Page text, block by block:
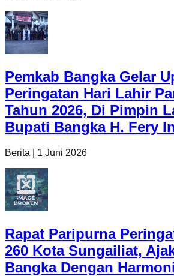
Pemkab Bangka Gelar
Peringatan Hari Lahir
Tahun 2026, Di Pimpin
Bupati Bangka H. Fery
Berita 1 Juni 2026
Rapat Paripurna
260 Kota Sungailiat,
Bangka Dengan Harmoni